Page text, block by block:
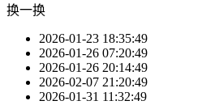
换一换
2026-01-23 18:35:49
2026-01-26 07:20:49
2026-01-26 20:14:49
2026-02-07 21:20:49
2026-01-31 11:32:49